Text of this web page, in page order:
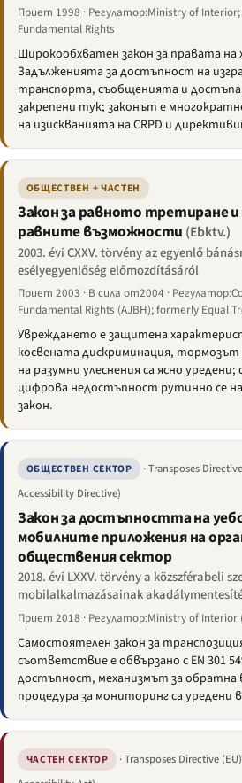
Приет 1998 · Регулатор:Ministry of
Fundamental Rights
Широкообхватен закон за правата на
Задълженията за достъпност на
транспорта, съобщенията и достъпа
закрепени тук; законът е
на изискванията на CRPD и
ОБЩЕСТВЕН + ЧАСТЕН
Закон за равното третиране и
равните възможности (Ebktv.)
2003. évi CXXV. törvény az egyenlő
esélyegyenlőség előmozdításáról
Приет 2003 · В сила от2004 ·
Fundamental Rights (AJBH); formerly Equal
Увреждането е защитена
косвената дискриминация,
на разумни улеснения са ясно
цифрова недостъпност рутинно се
закон.
ОБЩЕСТВЕН СЕКТОР
· Transposes
Accessibility Directive)
Закон за достъпността на
мобилните приложения на
обществения сектор
2018. évi LXXV. törvény a közszférabeli
mobilalkalmazásainak
Приет 2018 · Регулатор:Ministry of
Самостоятелен закон за
съответствие е обвързано с EN 301
достъпност, механизмът за обратна
процедура за мониторинг са уредени
ЧАСТЕН СЕКТОР
· Transposes Directive